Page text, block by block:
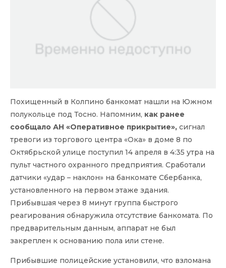
Похищенный в Колпино банкомат нашли на Южном
полукольце под Тосно. Напомним, как ранее
сообщало АН «Оперативное прикрытие», сигнал
тревоги из торгового центра «Ока» в доме 8 по
Октябрьской улице поступил 14 апреля в 4:35 утра на
пульт частного охранного предприятия. Сработали
датчики «удар – наклон» на банкомате Сбербанка,
установленного на первом этаже здания.
Прибывшая через 8 минут группа быстрого
реагирования обнаружила отсутствие банкомата. По
предварительным данным, аппарат не был
закреплен к основанию пола или стене.
Прибывшие полицейские установили, что взломана